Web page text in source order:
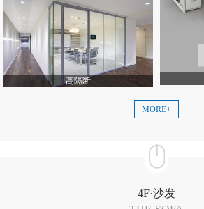
高隔断
MORE+
4F·沙发